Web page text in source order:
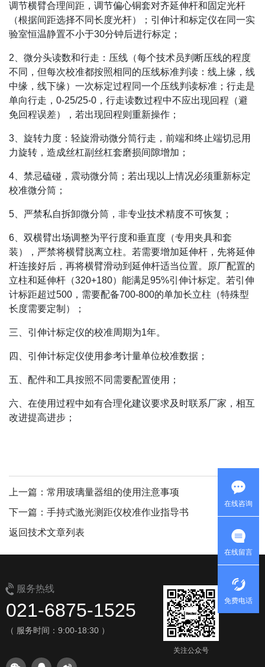
调节横臂合理间距，调节偏心铜套对齐延伸杆和固定光杆
（根据间距选择不同长度光杆）；引伸计和标定仪在同一实
验室恒温静置不小于30分钟后进行标定；
2、微分头读数和行走：压线（每个技术员判断压线的程度
不同，但每次校准都按照相同的压线标准判读：线上缘，线
中缘，线下缘）一次标定过程同一个压线判读标准；行走是
单向行走，0-25/25-0，行走读数过程中不应出现回程（避
免回程误差），若出现回程则重新操作；
3、旋转力度：轻旋滑动微分筒行走，前端和终止端切忌用
力旋转，造成丝杠副丝杠套磨损间隙增加；
4、禁忌磕碰，震动微分筒；若出现以上情况必须重新标定
校准微分筒；
5、严禁私自拆卸微分筒，非专业技术精度不可恢复；
6、双横臂出场调整为平行度和垂直度（专用夹具和套
装），严禁将横臂脱离立柱。若需要增加延伸杆，先将延伸
杆连接好后，再将横臂滑动到延伸杆适当位置。原厂配置的
立柱和延伸杆（320+180）能满足95%引伸计标定。若引伸
计标距超过500，需要配备700-800的单加长立柱（特殊型
长度需要定制）；
三、引伸计标定仪的校准周期为1年。
四、引伸计标定仪使用参考计量单位校准数据；
五、配件和工具按照不同需要配置使用；
六、在使用过程中如有合理化建议要求及时联系厂家，相互
改进提高进步；
上一篇：常用玻璃量器组的使用注意事项
下一篇：手持式激光测距仪校准作业指导书
返回技术文章列表
服务热线
021-6875-1525
（ 服务时间：9:00-18:30 ）
关注公众号
在线咨询
在线留言
免费电话